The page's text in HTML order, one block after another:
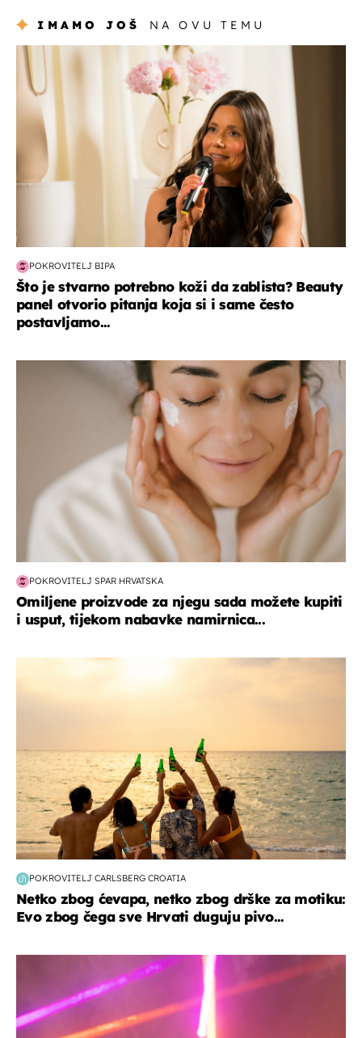
IMAMO JOŠ NA OVU TEMU
moda & ljepota
POKROVITELJ BIPA
Što je stvarno potrebno koži da zablista? Beauty
panel otvorio pitanja koja si i same često
postavljamo...
moda & ljepota
POKROVITELJ SPAR HRVATSKA
Omiljene proizvode za njegu sada možete kupiti
i usput, tijekom nabavke namirnica...
POKROVITELJ CARLSBERG CROATIA
Netko zbog ćevapa, netko zbog drške za motiku:
Evo zbog čega sve Hrvati duguju pivo...